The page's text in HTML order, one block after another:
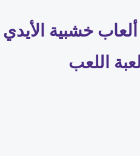
خشبية الأيدي
اللعب